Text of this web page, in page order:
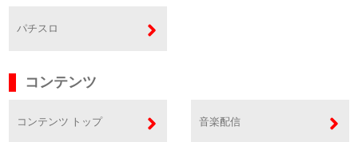
パチスロ
コンテンツ
コンテンツ トップ 音楽配信